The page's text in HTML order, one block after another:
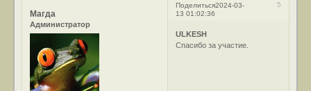
Поделиться 5
2024-03-
13 01:02:36
Магда
Администратор
ULKESH
Спасибо за участие.